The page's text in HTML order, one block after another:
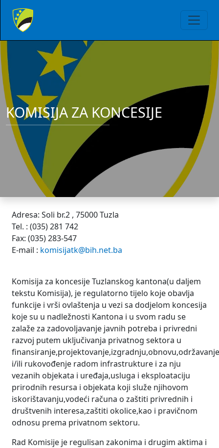
KOMISIJA ZA KONCESIJE
Adresa: Soli br.2 , 75000 Tuzla
Tel. : (035) 281 742
Fax: (035) 283-547
E-mail : komisijatk@bih.net.ba
Komisija za koncesije Tuzlanskog kantona(u daljem
tekstu Komisija), je regulatorno tijelo koje obavlja
funkcije i vrši ovlaštenja u vezi sa dodjelom koncesija
koje su u nadležnosti Kantona i u svom radu se
zalaže za zadovoljavanje javnih potreba i privredni
razvoj putem uključivanja privatnog sektora u
finansiranje,projektovanje,izgradnju,obnovu,održavanje
i/ili rukovođenje radom infrastrukture i za nju
vezanih objekata i uređaja,usluga i eksploataciju
prirodnih resursa i objekata koji služe njihovom
iskorištavanju,vodeći računa o zaštiti privrednih i
društvenih interesa,zaštiti okolice,kao i pravičnom
odnosu prema privatnom sektoru.
Rad Komisije je regulisan zakonima i drugim aktima i